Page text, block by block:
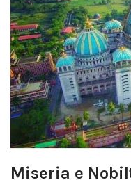
Miseria e